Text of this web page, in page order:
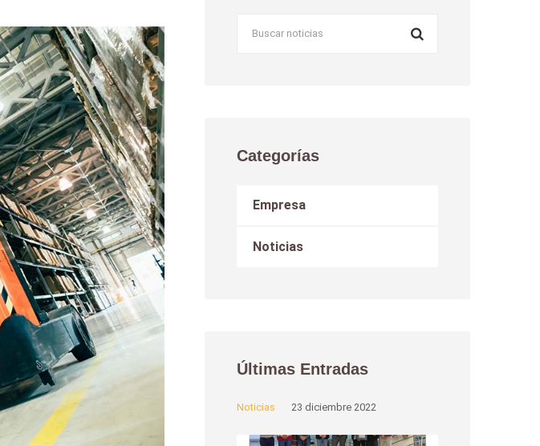
Categorías
Empresa
Noticias
Últimas Entradas
Noticias 23 diciembre 2022